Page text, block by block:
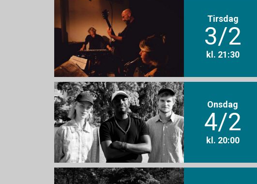
Tirsdag
3/2
kl. 21:30
Onsdag
4/2
kl. 20:00